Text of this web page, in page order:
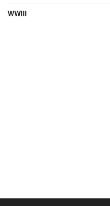
WWIII